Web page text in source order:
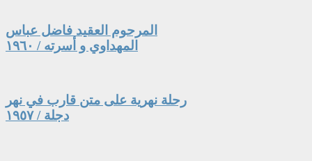
المرحوم العقيد فاضل عباس
المهداوي و أسرته / ١٩٦٠
رحلة نهرية على متن قارب في نهر
دجلة / ١٩٥٧